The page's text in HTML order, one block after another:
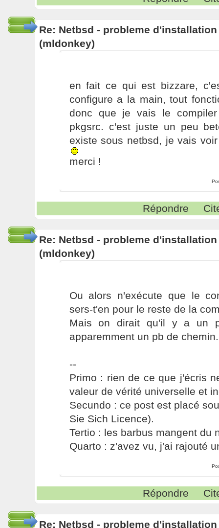
Re: Netbsd - probleme
(mldonkey)
en fait ce qui est bizzare,
configure a la main, tout
donc que je vais le
pkgsrc. c'est juste un peu
existe sous netbsd, je vais
merci !
Répondre
Re: Netbsd - probleme
(mldonkey)
Ou alors n'exécute que le
sers-t'en pour le reste de la
Mais on dirait qu'il y a un
apparemment un pb de chemin.
--
Primo : rien de ce que j'écris
valeur de vérité universelle et
Secundo : ce post est placé
Sie Sich Licence).
Tertio : les barbus mangent du
Quarto : z'avez vu, j'ai rajouté
Répondre
Re: Netbsd - probleme